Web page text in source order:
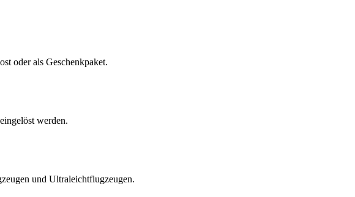
oder als Geschenkpaket.
werden.
und Ultraleichtflugzeugen.